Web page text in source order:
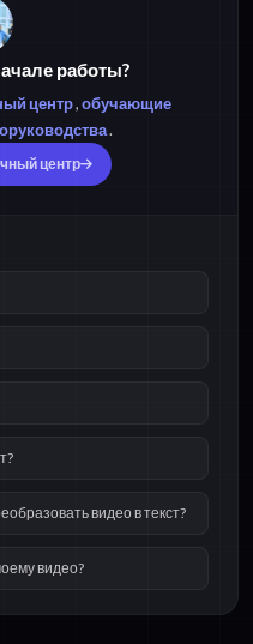
в текст
WAV на Словенский
в текст
работы?
центр,обучающие
.
центр
видео в текст?
видео?